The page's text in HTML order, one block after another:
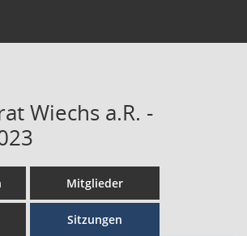
Wiechs a.R. -
Mitglieder
Sitzungen